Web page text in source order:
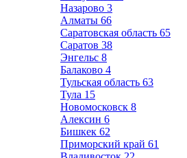
Назарово 3
Алматы 66
Саратовская область 65
Саратов 38
Энгельс 8
Балаково 4
Тульская область 63
Тула 15
Новомосковск 8
Алексин 6
Бишкек 62
Приморский край 61